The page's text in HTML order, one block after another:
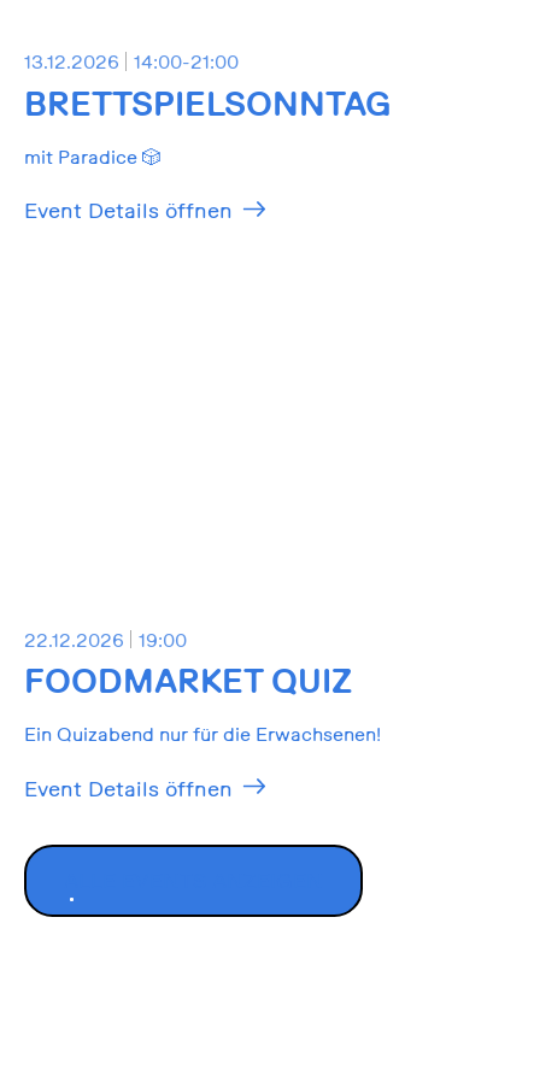
13.12.2026 14:00-21:00
BRETTSPIELSONNTAG
mit Paradice 🎲
Event Details öffnen
22.12.2026 19:00
FOODMARKET QUIZ
Ein Quizabend nur für die Erwachsenen!
Event Details öffnen